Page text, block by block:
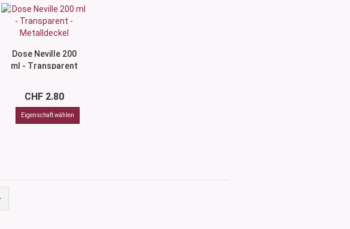
Dose Neville 200
ml - Transparent
CHF 2.80